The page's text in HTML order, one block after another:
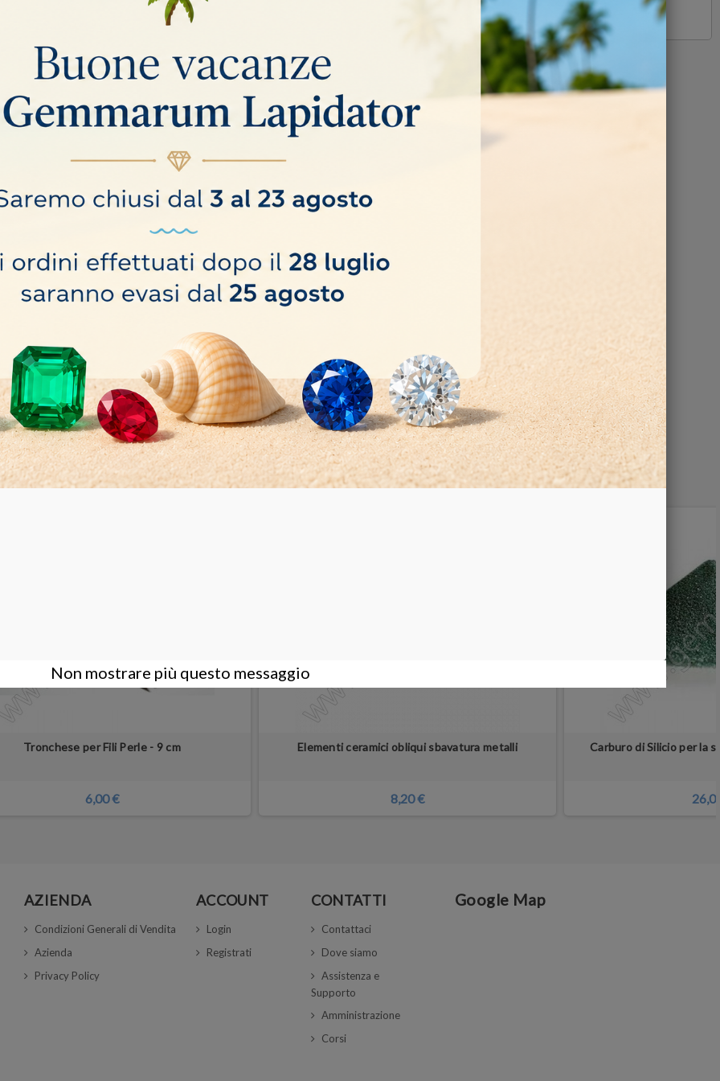
comprato anche:
Tronchese per Fili Perle - 9 cm
6,00 €
Elementi ceramici obliqui sbavatura metalli
8,20 €
Carburo di Silicio per la
AZIENDA
Condizioni Generali di Vendita
Azienda
Privacy Policy
ACCOUNT
Login
Registrati
CONTATTI
Contattaci
Dove siamo
Assistenza e
Supporto
Amministrazione
Corsi
Google Map
Non mostrare più questo messaggio